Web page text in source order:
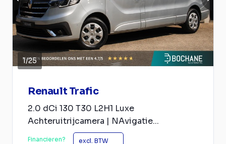
1/25
Renault Trafic
2.0 dCi 130 T30 L2H1 Luxe
Achteruitrijcamera | NAvigatie...
Financieren? excl. BTW